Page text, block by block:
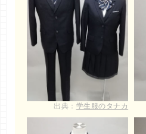
出典： 学生服のタナカ